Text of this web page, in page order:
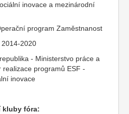
inovace a mezinárodní
program Zaměstnanost
2014-2020
- Ministerstvo práce a
programů ESF -
inovace
kluby fóra: